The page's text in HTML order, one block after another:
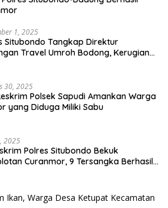
1, 2025
Situbondo Tangkap Direktur
Travel Umroh Bodong, Kerugian
30, 2025
Polsek Sapudi Amankan Warga
yang Diduga Miliki Sabu
2025
Polres Situbondo Bekuk
Curanmor, 9 Tersangka Berhasil